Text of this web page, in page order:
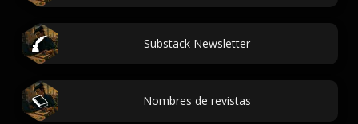
Substack Newsletter
Nombres de revistas